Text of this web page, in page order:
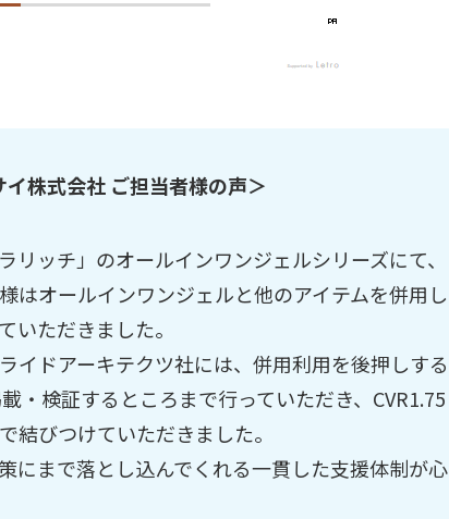
イ株式会社 ご担当者様の声＞
リッチ」のオールインワンジェルシリーズにて、
はオールインワンジェルと他のアイテムを併用し
いただきました。
イドアーキテクツ社には、併用利用を後押しする
・検証するところまで行っていただき、CVR1.75
結びつけていただきました。
にまで落とし込んでくれる一貫した支援体制が心